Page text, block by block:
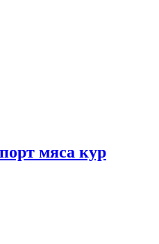
мяса кур